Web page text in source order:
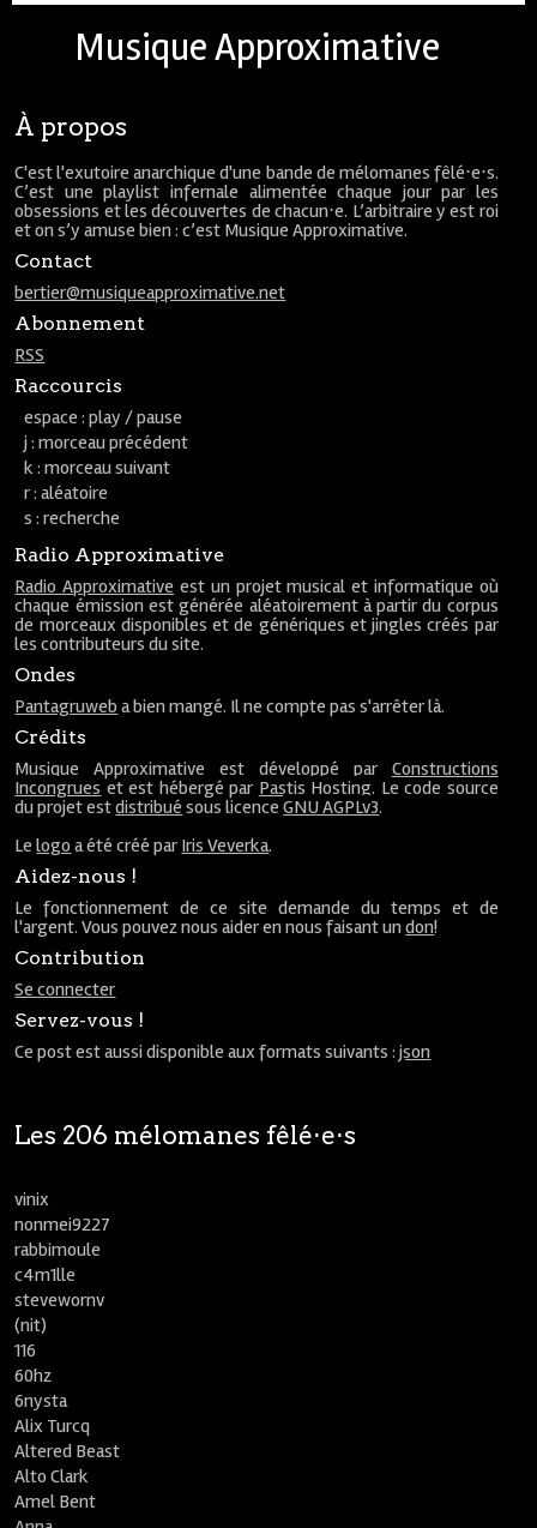
Musique Approximative
À propos
C'est l'exutoire anarchique d'une bande de mélomanes fêlé⋅e⋅s.
C’est une playlist infernale alimentée chaque jour par les
obsessions et les découvertes de chacun⋅e. L’arbitraire y est roi
et on s’y amuse bien : c’est Musique Approximative.
Contact
bertier@musiqueapproximative.net
Abonnement
RSS
Raccourcis
espace : play / pause
j : morceau précédent
k : morceau suivant
r : aléatoire
s : recherche
Radio Approximative
Radio Approximative est un projet musical et informatique où
chaque émission est générée aléatoirement à partir du corpus
de morceaux disponibles et de génériques et jingles créés par
les contributeurs du site.
Ondes
Pantagruweb a bien mangé. Il ne compte pas s'arrêter là.
Crédits
Musique Approximative est développé par Constructions
Incongrues et est hébergé par Pastis Hosting. Le code source
du projet estdistribué sous licenceGNU AGPLv3.
Lelogo a été créé par Iris Veverka.
Aidez-nous !
Le fonctionnement de ce site demande du temps et de
l'argent. Vous pouvez nous aider en nous faisant undon!
Contribution
Se connecter
Servez-vous !
Ce post est aussi disponible aux formats suivants :json
Les 206 mélomanes fêlé⋅e⋅s
vinix
nonmei9227
rabbimoule
c4m1lle
stevewornv
(nit)
116
60hz
6nysta
Alix Turcq
Altered Beast
Alto Clark
Amel Bent